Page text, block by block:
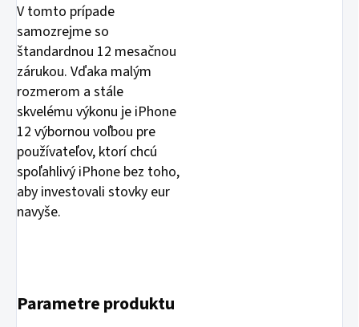
V tomto prípade
samozrejme so
štandardnou 12 mesačnou
zárukou. Vďaka malým
rozmerom a stále
skvelému výkonu je iPhone
12 výbornou voľbou pre
používateľov, ktorí chcú
spoľahlivý iPhone bez toho,
aby investovali stovky eur
navyše.
Parametre produktu